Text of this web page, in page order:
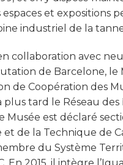
et expositions
industriel de la
collaboration avec
de Barcelone, le
de Coopération des
plus tard le Réseau des
Musée est déclaré
et de la Technique de
du Système
En 2015, il intègre